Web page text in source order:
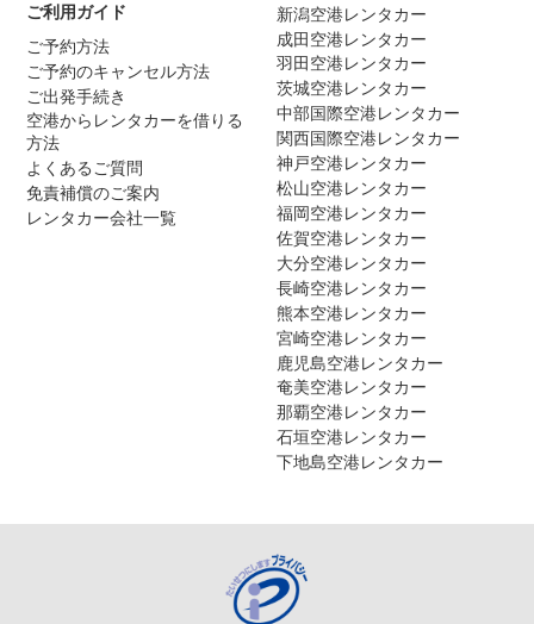
ご利用ガイド
ご予約方法
ご予約のキャンセル方法
ご出発手続き
空港からレンタカーを借りる
方法
よくあるご質問
免責補償のご案内
レンタカー会社一覧
新潟空港レンタカー
成田空港レンタカー
羽田空港レンタカー
茨城空港レンタカー
中部国際空港レンタカー
関西国際空港レンタカー
神戸空港レンタカー
松山空港レンタカー
福岡空港レンタカー
佐賀空港レンタカー
大分空港レンタカー
長崎空港レンタカー
熊本空港レンタカー
宮崎空港レンタカー
鹿児島空港レンタカー
奄美空港レンタカー
那覇空港レンタカー
石垣空港レンタカー
下地島空港レンタカー